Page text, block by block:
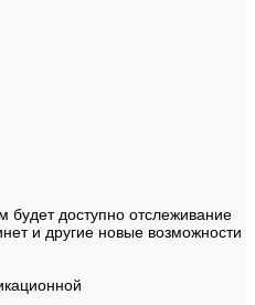
будет доступно отслеживание
и другие новые возможности